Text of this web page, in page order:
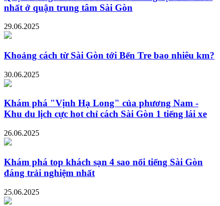
nhất ở quận trung tâm Sài Gòn
29.06.2025
Khoảng cách từ Sài Gòn tới Bến Tre bao nhiêu km?
30.06.2025
Khám phá "Vịnh Hạ Long" của phương Nam -
Khu du lịch cực hot chỉ cách Sài Gòn 1 tiếng lái xe
26.06.2025
Khám phá top khách sạn 4 sao nổi tiếng Sài Gòn
đáng trải nghiệm nhất
25.06.2025